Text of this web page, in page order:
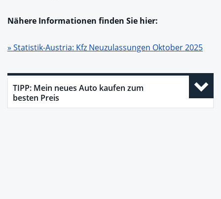
Nähere Informationen finden Sie hier:
» Statistik-Austria: Kfz Neuzulassungen Oktober 2025
TIPP: Mein neues Auto kaufen zum
besten Preis